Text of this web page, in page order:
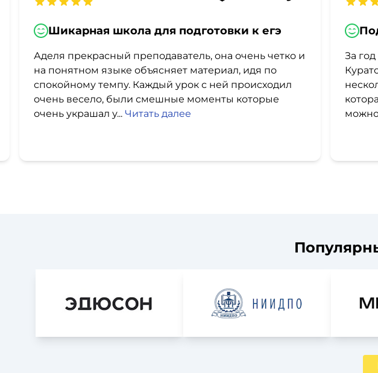
Шикарная школа для подготовки к егэ
Аделя прекрасный преподаватель, она очень четко и
на понятном языке объясняет материал, идя по
спокойному темпу. Каждый урок с ней происходил
очень весело, были смешные моменты которые
очень украшал у... Читать далее
За
можно